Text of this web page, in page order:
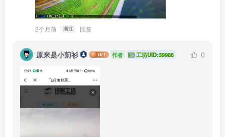
2个月前 浙江 回复
原来是小莂衫 作者 工坊UID:39986 0